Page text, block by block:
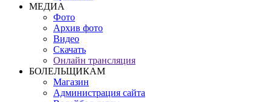
МЕДИА
Фото
Архив фото
Видео
Скачать
Онлайн трансляция
БОЛЕЛЬЩИКАМ
Магазин
Администрация сайта